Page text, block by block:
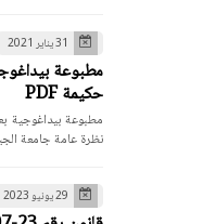
31 يناير 2021
مطبوعة
حكيمة PDF
نظرة عامة جامعة
29 يونيو 2023